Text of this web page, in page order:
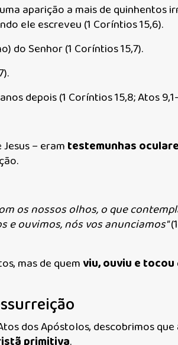
aparição a mais de quinhentos
ele escreveu (1 Coríntios 15,6).
do Senhor (1 Coríntios 15,7).
depois (1 Coríntios 15,8; Atos
– eramtestemunhas
os nossos olhos, o que
e ouvimos, nós vos anunciamos"
mas de quemviu, ouviu e tocou
dos Apóstolos, descobrimos que